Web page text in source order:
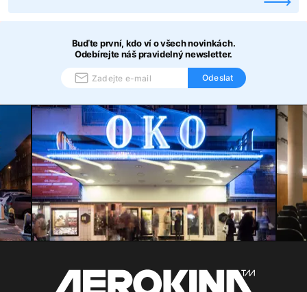
Buďte první, kdo ví o všech novinkách.
Odebírejte náš pravidelný newsletter.
Odeslat